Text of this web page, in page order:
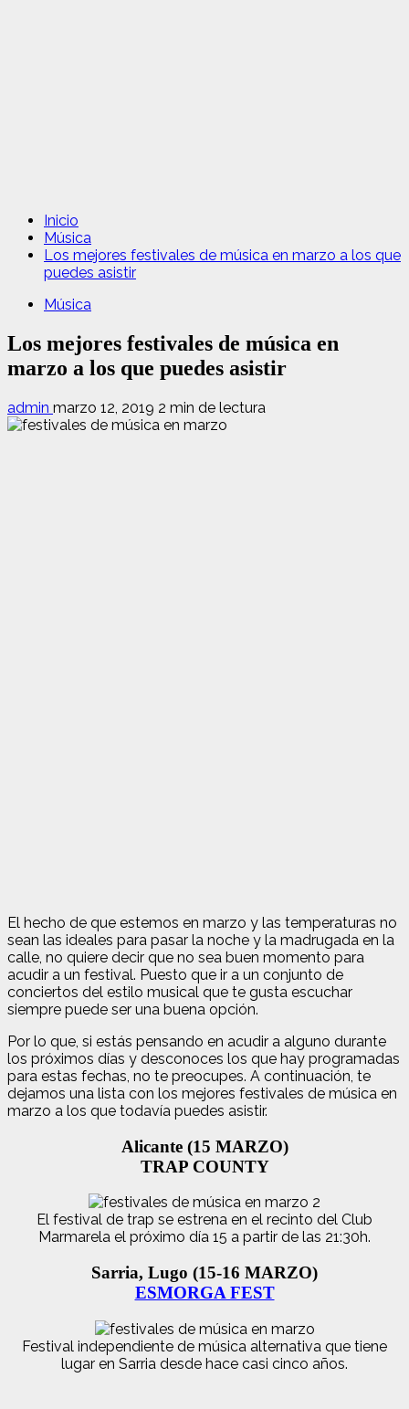
Inicio
Música
Los mejores festivales de música en marzo a los que
puedes asistir
Música
Los mejores festivales de música en
marzo a los que puedes asistir
admin marzo 12, 2019 2 min de lectura
El hecho de que estemos en marzo y las temperaturas no
sean las ideales para pasar la noche y la madrugada en la
calle, no quiere decir que no sea buen momento para
acudir a un festival. Puesto que ir a un conjunto de
conciertos del estilo musical que te gusta escuchar
siempre puede ser una buena opción.
Por lo que, si estás pensando en acudir a alguno durante
los próximos días y desconoces los que hay programadas
para estas fechas, no te preocupes. A continuación, te
dejamos una lista con los mejores festivales de música en
marzo a los que todavía puedes asistir.
Alicante (15 MARZO)
TRAP COUNTY
El festival de trap se estrena en el recinto del Club
Marmarela el próximo día 15 a partir de las 21:30h.
Sarria, Lugo (15-16 MARZO)
ESMORGA FEST
Festival independiente de música alternativa que tiene
lugar en Sarria desde hace casi cinco años.